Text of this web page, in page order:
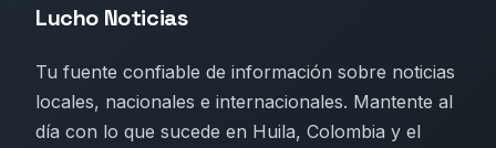
Lucho Noticias
Tu fuente confiable de información sobre noticias
locales, nacionales e internacionales. Mantente al
día con lo que sucede en Huila, Colombia y el